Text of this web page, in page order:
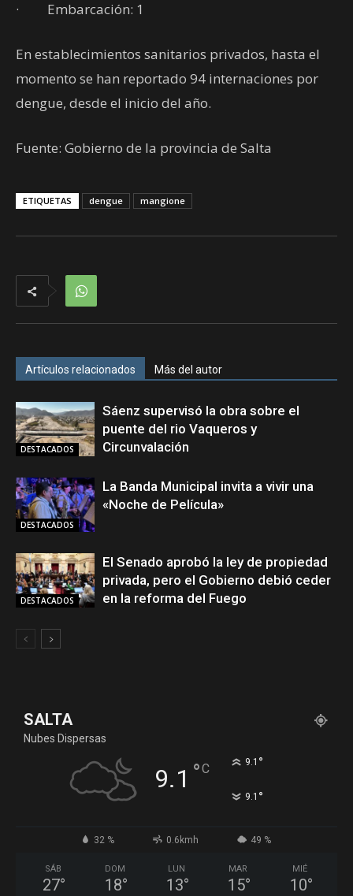
· Embarcación: 1
En establecimientos sanitarios privados, hasta el
momento se han reportado 94 internaciones por
dengue, desde el inicio del año.
Fuente: Gobierno de la provincia de Salta
ETIQUETAS dengue mangione
Artículos relacionados Más del autor
DESTACADOS
Sáenz supervisó la obra sobre el
puente del rio Vaqueros y
Circunvalación
DESTACADOS
La Banda Municipal invita a vivir una
«Noche de Película»
DESTACADOS
El Senado aprobó la ley de propiedad
privada, pero el Gobierno debió ceder
en la reforma del Fuego
SALTA
Nubes Dispersas
9.1 °C 9.1 °
9.1 °
32 % 0.6kmh 49 %
SÁB
27°
DOM
18°
LUN
13°
MAR
15°
MIÉ
10°